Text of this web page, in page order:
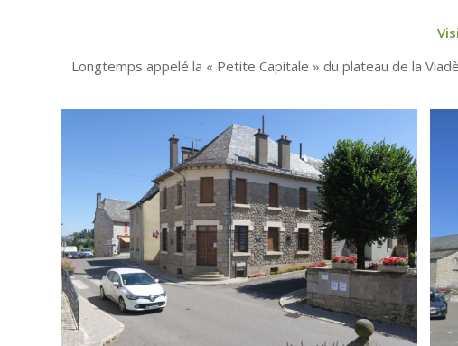
Longtemps appelé la « Petite Capitale » du plateau de la